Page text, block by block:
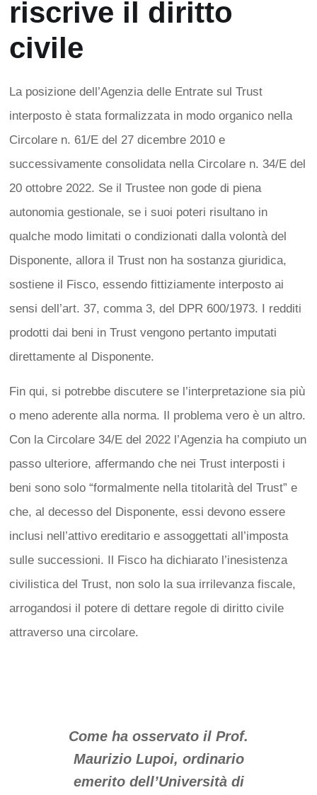
riscrive il diritto
civile
La posizione dell’Agenzia delle Entrate sul Trust
interposto è stata formalizzata in modo organico nella
Circolare n. 61/E del 27 dicembre 2010 e
successivamente consolidata nella Circolare n. 34/E del
20 ottobre 2022. Se il Trustee non gode di piena
autonomia gestionale, se i suoi poteri risultano in
qualche modo limitati o condizionati dalla volontà del
Disponente, allora il Trust non ha sostanza giuridica,
sostiene il Fisco, essendo fittiziamente interposto ai
sensi dell’art. 37, comma 3, del DPR 600/1973. I redditi
prodotti dai beni in Trust vengono pertanto imputati
direttamente al Disponente.
Fin qui, si potrebbe discutere se l’interpretazione sia più
o meno aderente alla norma. Il problema vero è un altro.
Con la Circolare 34/E del 2022 l’Agenzia ha compiuto un
passo ulteriore, affermando che nei Trust interposti i
beni sono solo “formalmente nella titolarità del Trust” e
che, al decesso del Disponente, essi devono essere
inclusi nell’attivo ereditario e assoggettati all’imposta
sulle successioni. Il Fisco ha dichiarato l’inesistenza
civilistica del Trust, non solo la sua irrilevanza fiscale,
arrogandosi il potere di dettare regole di diritto civile
attraverso una circolare.
Come ha osservato il Prof.
Maurizio Lupoi, ordinario
emerito dell’Università di